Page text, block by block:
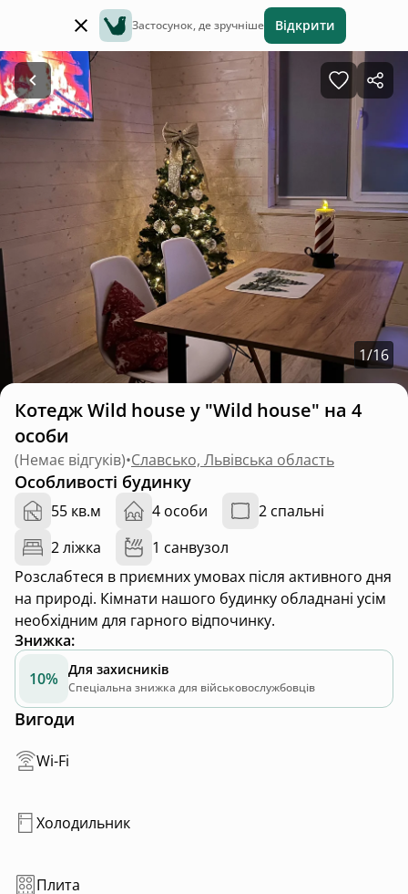
Застосунок, де зручніше Відкрити
1/16
Котедж Wild house у "Wild house" на 4
особи
(Немає відгуків)•Славсько, Львівська область
Особливості будинку
55 кв.м 4 особи
2 спальні
2 ліжка
1 санвузол
Розслабтеся в приємних умовах після активного дня
на природі. Кімнати нашого будинку обладнані усім
необхідним для гарного відпочинку.
Знижка:
10% Для захисників
Спеціальна знижка для військовослужбовців
Вигоди
Wi-Fi
Холодильник
Плита